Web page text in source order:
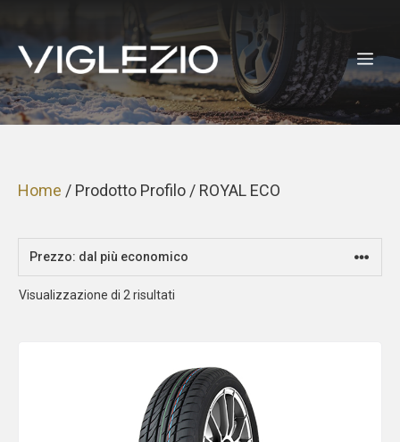
contenuto
Home / Prodotto Profilo / ROYAL ECO
Visualizzazione di 2 risultati